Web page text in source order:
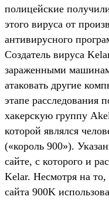
полицейские
этого вируса от
антивирусного
Создатель вируса
зараженными
атаковать другие
этапе расследования
хакерскую группу
которой являлся
(«король 900»).
сайте, с которого и
Kelar. Несмотря на то,
сайта 900K